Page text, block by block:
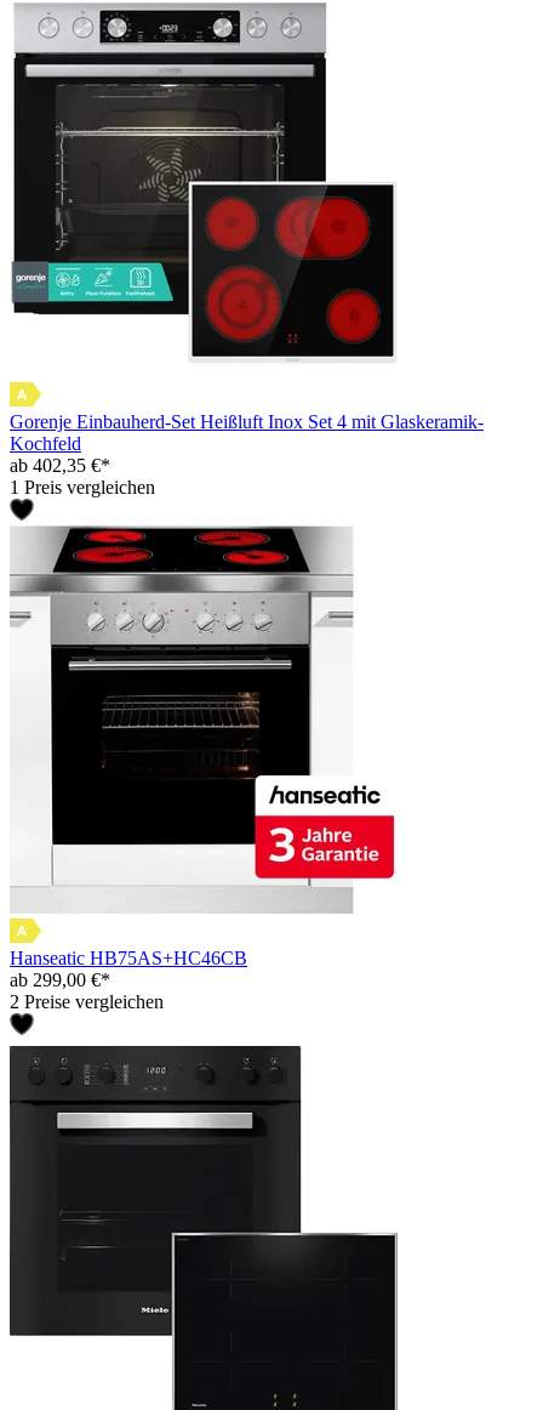
Gorenje Einbauherd-Set Heißluft Inox Set 4 mit Glaskeramik-
Kochfeld
ab 402,35 €*
1 Preis vergleichen
Hanseatic HB75AS+HC46CB
ab 299,00 €*
2 Preise vergleichen